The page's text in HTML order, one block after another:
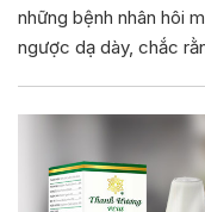
những bệnh nhân hôi
ngược dạ dày, chắc